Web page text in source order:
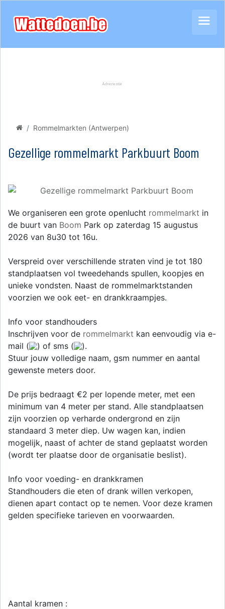
Rommelmarkten (Antwerpen)
Gezellige rommelmarkt Parkbuurt Boom
We organiseren een grote openlucht rommelmarkt in
de buurt van Boom Park op zaterdag 15 augustus
2026 van 8u30 tot 16u.
Verspreid over verschillende straten vind je tot 180
standplaatsen vol tweedehands spullen, koopjes en
unieke vondsten. Naast de rommelmarktstanden
voorzien we ook eet- en drankkraampjes.
Info voor standhouders
Inschrijven voor de rommelmarkt kan eenvoudig via e-
mail (
) of sms (
).
Stuur jouw volledige naam, gsm nummer en aantal
gewenste meters door.
De prijs bedraagt €2 per lopende meter, met een
minimum van 4 meter per stand. Alle standplaatsen
zijn voorzien op verharde ondergrond en zijn
standaard 3 meter diep. Uw wagen kan, indien
mogelijk, naast of achter de stand geplaatst worden
(wordt ter plaatse door de organisatie beslist).
Info voor voeding- en drankkramen
Standhouders die eten of drank willen verkopen,
dienen apart contact op te nemen. Voor deze kramen
gelden specifieke tarieven en voorwaarden.
Aantal kramen :